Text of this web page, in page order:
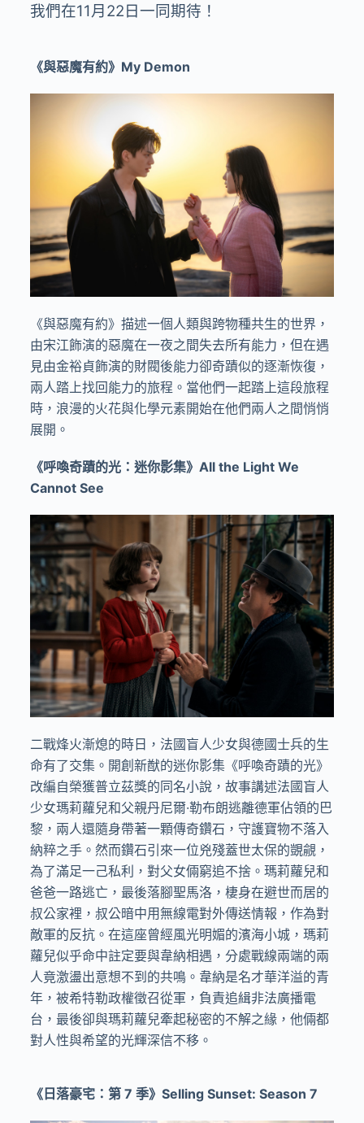
我們在11月22日一同期待！
《與惡魔有約》 My Demon
《與惡魔有約》描述一個人類與跨物種共生的世界，
由宋江飾演的惡魔在一夜之間失去所有能力，但在遇
見由金裕貞飾演的財閥後能力卻奇蹟似的逐漸恢復，
兩人踏上找回能力的旅程。當他們一起踏上這段旅程
時，浪漫的火花與化學元素開始在他們兩人之間悄悄
展開。
《呼喚奇蹟的光：迷你影集》 All the Light We
Cannot See
二戰烽火漸熄的時日，法國盲人少女與德國士兵的生
命有了交集。開創新猷的迷你影集《呼喚奇蹟的光》
改編自榮獲普立茲獎的同名小說，故事講述法國盲人
少女瑪莉蘿兒和父親丹尼爾·勒布朗逃離德軍佔領的巴
黎，兩人還隨身帶著一顆傳奇鑽石，守護寶物不落入
納粹之手。然而鑽石引來一位兇殘蓋世太保的覬覦，
為了滿足一己私利，對父女倆窮追不捨。瑪莉蘿兒和
爸爸一路逃亡，最後落腳聖馬洛，棲身在避世而居的
叔公家裡，叔公暗中用無線電對外傳送情報，作為對
敵軍的反抗。在這座曾經風光明媚的濱海小城，瑪莉
蘿兒似乎命中註定要與韋納相遇，分處戰線兩端的兩
人竟激盪出意想不到的共鳴。韋納是名才華洋溢的青
年，被希特勒政權徵召從軍，負責追緝非法廣播電
台，最後卻與瑪莉蘿兒牽起秘密的不解之緣，他倆都
對人性與希望的光輝深信不移。
《日落豪宅：第 7 季》 Selling Sunset: Season 7